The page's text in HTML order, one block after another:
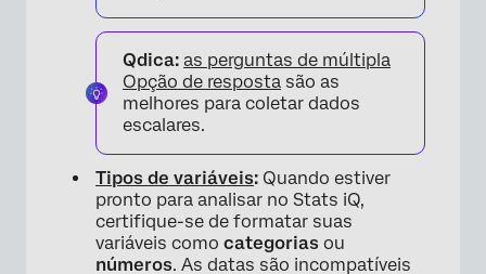
Qdica: as perguntas de múltipla
Opção de resposta são as
melhores para coletar dados
escalares.
Tipos de variáveis: Quando estiver
pronto para analisar no Stats iQ,
certifique-se de formatar suas
variáveis como categorias ou
números. As datas são incompatíveis